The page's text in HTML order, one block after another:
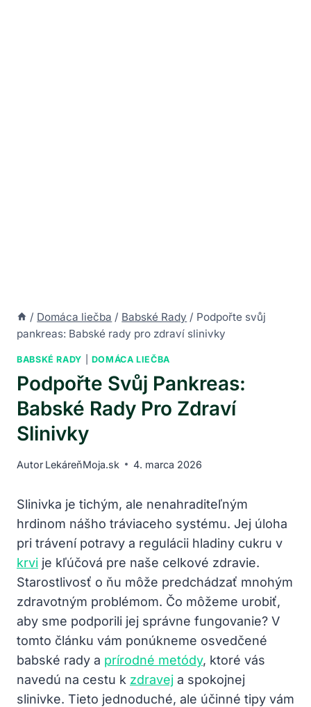
/ Domáca liečba / Babské Rady / Podpořte svůj
pankreas: Babské rady pro zdraví slinivky
BABSKÉ RADY DOMÁCA LIEČBA
Podpořte Svůj Pankreas:
Babské Rady Pro Zdraví
Slinivky
Autor LekáreňMoja.sk 4. marca 2026
Slinivka⁢ je tichým, ale ⁢nenahraditeľným
hrdinom nášho ‌tráviaceho ​systému.⁣ Jej úloha
pri trávení potravy ⁢a regulácii hladiny cukru v
krvi je kľúčová pre naše ‌celkové zdravie.
Starostlivosť o ňu‍ môže predchádzať mnohým⁢
zdravotným problémom. Čo môžeme ‍urobiť,
aby sme podporili jej správne fungovanie? V
tomto článku vám ponúkneme ‌osvedčené
babské rady a prírodné metódy, ⁢ktoré vás
navedú na⁢ cestu k ⁣ zdravej a‌ spokojnej
slinivke. Tieto jednoduché,⁣ ale účinné tipy​ vám